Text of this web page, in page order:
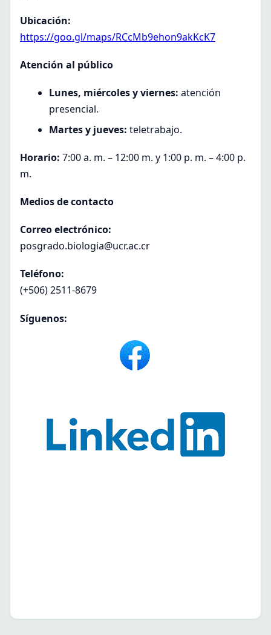
Ubicación:
https://goo.gl/maps/RCcMb9ehon9akKcK7
Atención al público
Lunes, miércoles y viernes: atención
presencial.
Martes y jueves: teletrabajo.
Horario: 7:00 a. m. – 12:00 m. y 1:00 p. m. – 4:00 p.
m.
Medios de contacto
Correo electrónico:
posgrado.biologia@ucr.ac.cr
Teléfono:
(+506) 2511-8679
Síguenos: